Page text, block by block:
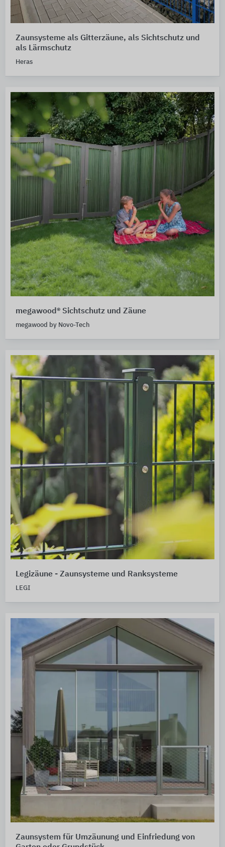
Zaunsysteme als Gitterzäune, als Sichtschutz und
als Lärmschutz
Heras
megawood® Sichtschutz und Zäune
megawood by Novo-Tech
Legizäune - Zaunsysteme und Ranksysteme
LEGI
Zaunsystem für Umzäunung und Einfriedung von